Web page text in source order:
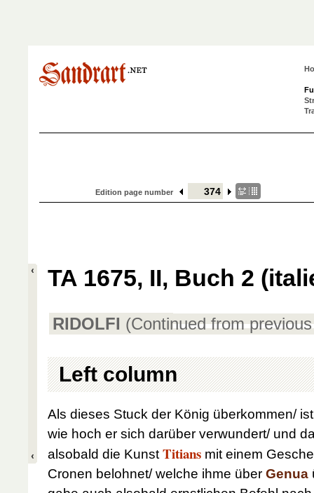
Edition page number
TA 1675, II, Buch 2
RIDOLFI (Continued from
Left column
Als dieses Stuck der König überkommen/
wie hoch er sich darüber verwundert/ und
alsobald die KunstTitians mit einem
Cronen belohnet/ welche ihme über Genua